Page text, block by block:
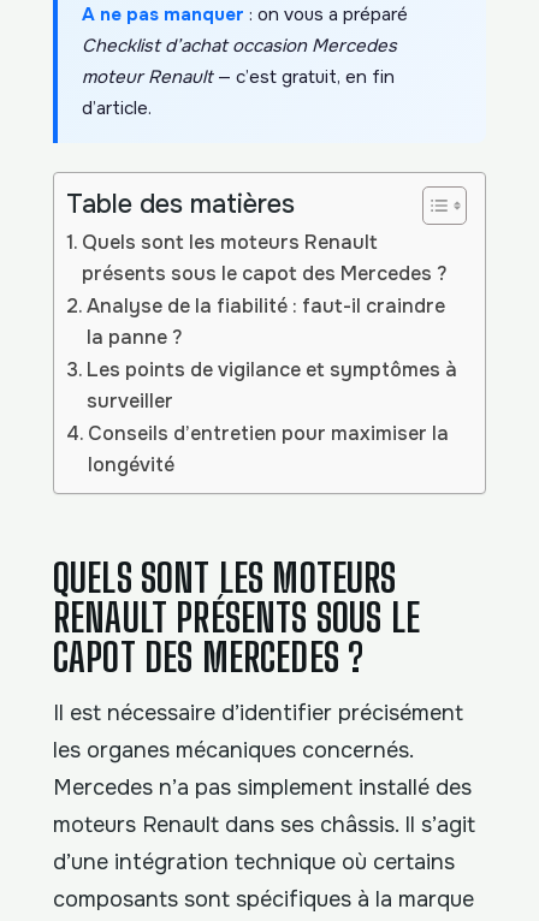
A ne pas manquer : on vous a préparé
Checklist d’achat occasion Mercedes
moteur Renault— c’est gratuit, en fin
d’article.
Table des matières
Quels sont les moteurs Renault
présents sous le capot des Mercedes ?
Analyse de la fiabilité : faut-il craindre
la panne ?
Les points de vigilance et symptômes à
surveiller
Conseils d’entretien pour maximiser la
longévité
QUELS SONT LES MOTEURS
RENAULT PRÉSENTS SOUS LE
CAPOT DES MERCEDES ?
Il est nécessaire d’identifier précisément
les organes mécaniques concernés.
Mercedes n’a pas simplement installé des
moteurs Renault dans ses châssis. Il s’agit
d’une intégration technique où certains
composants sont spécifiques à la marque